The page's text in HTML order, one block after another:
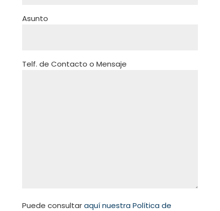
Asunto
Telf. de Contacto o Mensaje
Puede consultaraquí nuestra Política de